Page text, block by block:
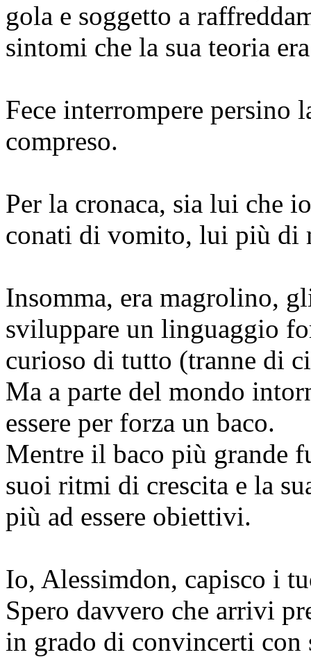
gola e soggetto a
sintomi che la sua teoria
Fece interrompere persino
compreso.
Per la cronaca, sia lui che
conati di vomito, lui più di
Insomma, era magrolino,
sviluppare un linguaggio
curioso di tutto (tranne di
Ma a parte del mondo
essere per forza un baco.
Mentre il baco più grande
suoi ritmi di crescita e la
più ad essere obiettivi.
Io, Alessimdon, capisco i
Spero davvero che arrivi
in grado di convincerti con